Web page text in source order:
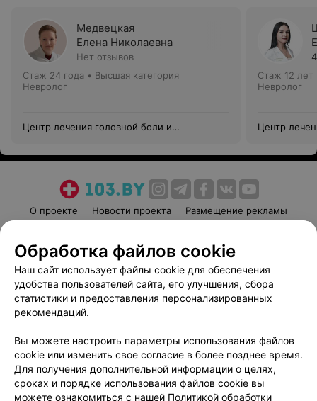
Медвецкая
Елена Николаевна
Нет отзывов
Стаж 24 года • Высшая категория
Невролог
Центр лечения головной боли и
Стаж 12 лет
Невролог
Центр
О проекте Новости проекта
Размещение рекламы
Пользовательское соглашение
Способы оплаты
Вакансии
Партнеры
Написать руководителю 103.by
Обработка персональных данных
Обработка файлов cookie
Наш сайт использует файлы cookie для обеспечения
удобства пользователей сайта, его улучшения, сбора
статистики и предоставления персонализированных
рекомендаций.
Вы можете настроить параметры использования файлов
cookie или изменить свое согласие в более позднее время.
Для получения дополнительной информации о целях,
сроках и порядке использования файлов cookie вы
можете ознакомиться с нашей Политикой обработки